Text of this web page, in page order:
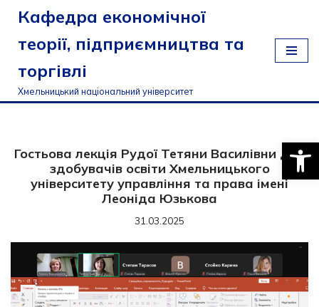
Перейти
вмісту
Кафедра економічної
теорії, підприємництва та
торгівлі
Хмельницький національний університет
Гостьова лекція Рудої Тетяни Василівни для
здобувачів освіти Хмельницького
університету управління та права імені
Леоніда Юзькова
31.03.2025